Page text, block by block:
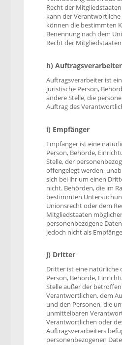
Recht der
kann der
können die bestimmten
Benennung nach dem
Recht der
h) Auftragsverarbeiter
Auftragsverarbeiter ist
juristische Person,
andere Stelle, die
Auftrag des
i) Empfänger
Empfänger ist eine
Person, Behörde,
Stelle, der
offengelegt werden,
sich bei ihr um einen
nicht. Behörden, die im
bestimmten
Unionsrecht oder dem
Mitgliedstaaten
personenbezogene
jedoch nicht als
j) Dritter
Dritter ist eine natürliche
Person, Behörde,
Stelle außer der
Verantwortlichen, dem
und den Personen, die
unmittelbaren
Verantwortlichen oder
Auftragsverarbeiters
personenbezogenen